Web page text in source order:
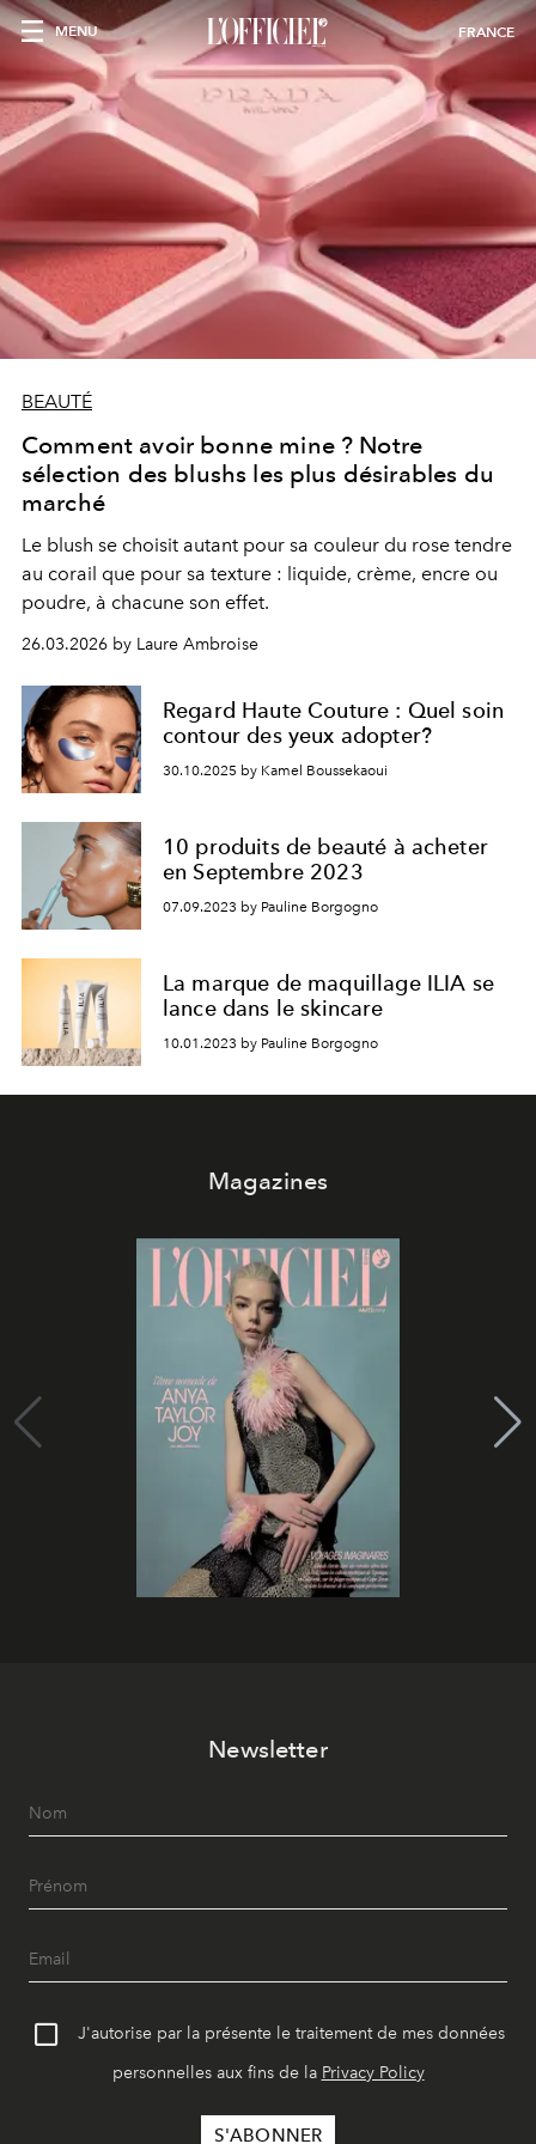
MENU FRANCE
BEAUTÉ
Comment avoir bonne mine ? Notre
sélection des blushs les plus désirables du
marché
Le blush se choisit autant pour sa couleur du rose tendre
au corail que pour sa texture : liquide, crème, encre ou
poudre, à chacune son effet.
26.03.2026 by Laure Ambroise
Regard Haute Couture : Quel soin
contour des yeux adopter?
30.10.2025 by Kamel Boussekaoui
10 produits de beauté à acheter
en Septembre 2023
07.09.2023 by Pauline Borgogno
La marque de maquillage ILIA se
lance dans le skincare
10.01.2023 by Pauline Borgogno
Magazines
Newsletter
J'autorise par la présente le traitement de mes données
personnelles aux fins de la Privacy Policy